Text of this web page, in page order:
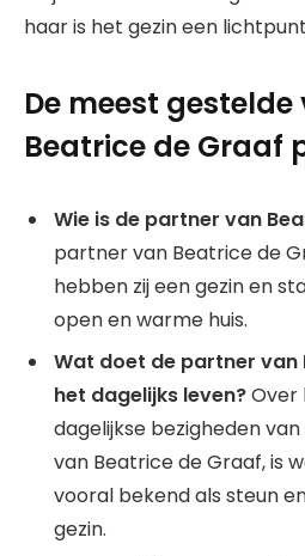
haar is het gezin een
De meest
Beatrice de Graaf
Wie is de partner van
partner van Beatrice de
hebben zij een gezin en
open en warme huis.
Wat doet de partner van
het dagelijks leven?Over
dagelijkse bezigheden
van Beatrice de Graaf, is
vooral bekend als steun
gezin.